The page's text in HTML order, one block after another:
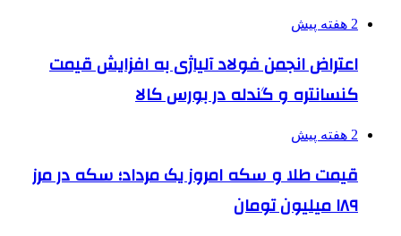
2 هفته پیش
اعتراض انجمن فولاد آلیاژی به افزایش قیمت
کنسانتره و گندله در بورس کالا
2 هفته پیش
قیمت طلا و سکه امروز یک مرداد؛ سکه در مرز
۱۸۹ میلیون تومان